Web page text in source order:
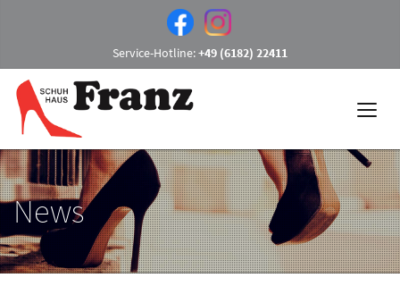
Service-Hotline:+49 (6182) 22411
News